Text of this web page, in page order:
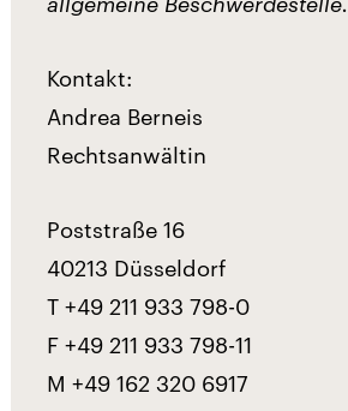
Kontakt:
Andrea Berneis
Rechtsanwältin
Poststraße 16
40213 Düsseldorf
T +49 211 933 798-0
F +49 211 933 798-11
M +49 162 320 6917